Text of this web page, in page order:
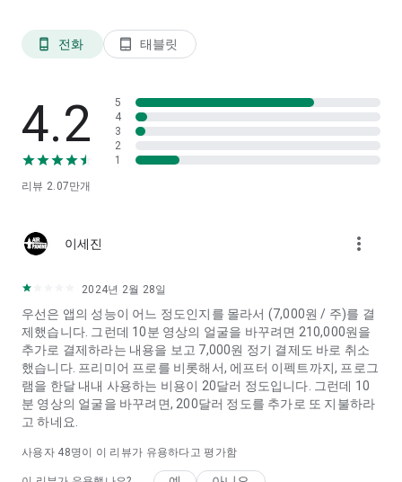
🎨
나만의 스타일 꾸미기
• 빈티지 인물 사진, 코스프레, 웨딩 콘셉트 이미지도 쉽게 제작할
수 있습니다.
• 다양한 감성 스타일의
• 정적인 사진을 노래하고 춤추고 움직이게 만들어보세요.
•다시 촬영,다시 만들기
기능으로 소중한 순간을 새롭게 꾸며보
🎭더 많은 창의적 가능성
• 반려동물과 함께 재미있는 콘텐츠를 만들거나 셀럽 스타일 AI
템플릿을 사용해보세요.
•얼굴 앱기능으로 재미있는 얼굴 변신을 즐길 수 있습니다.
• 인기 있는밈 합성트렌드를 활용해 다음 바이럴 콘텐츠를 만들
어보세요.
🛡️안전 & 개인정보 보호
여러분의 개인정보는 매우 중요합니다. FaceHub는
phone_android 전화 tablet_android 태블릿
4.2
리뷰 2.07만개
5
4
3
2
1
이세진 more_vert
2024년 2월 28일
우선은 앱의 성능이 어느 정도인지를 몰라서 (7,000원 / 주)를 결
제했습니다. 그런데 10분 영상의 얼굴을 바꾸려면 210,000원을
추가로 결제하라는 내용을 보고 7,000원 정기 결제도 바로 취소
했습니다. 프리미어 프로를 비롯해서, 에프터 이펙트까지, 프로그
램을 한달 내내 사용하는 비용이 20달러 정도입니다. 그런데 10
분 영상의 얼굴을 바꾸려면, 200달러 정도를 추가로 또 지불하라
고 하네요.
사용자 48명이 이 리뷰가 유용하다고 평가함